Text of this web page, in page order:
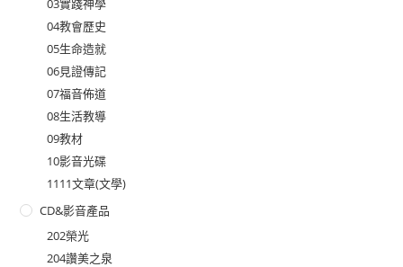
04教會歷史
05生命造就
06見證傳記
07福音佈道
08生活教導
09教材
10影音光碟
1111文章(文學)
CD&影音產品
202榮光
204讚美之泉